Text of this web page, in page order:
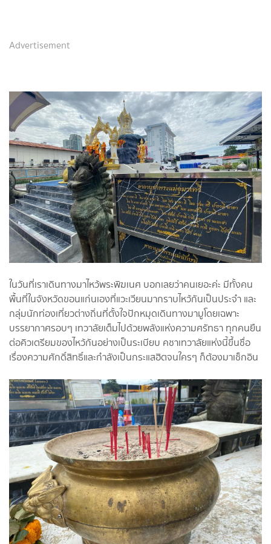
Advertisement
ในวันที่เราเดินทางมาไหว้พระพิฆเนศ บอกเลยว่าคนเยอะค่ะ มีทั้งคน
พื้นที่ในจังหวัดขอนแก่นเองที่แวะเวียนมากราบไหว้กันเป็นประจำ และ
กลุ่มนักท่องเที่ยวต่างถิ่นที่ตั้งใจปักหมุดเดินทางมามูโดยเฉพาะ
บรรยากาศรอบๆ เทวาลัยเต็มไปด้วยพลังแห่งความศรัทธา ทุกคนยืน
ต่อคิวเตรียมของไหว้กันอย่างเป็นระเบียบ คชาเทวาลัยแห่งนี้ขึ้นชื่อ
เรื่องความศักดิ์สิทธิ์และกำลังเป็นกระแสฮิตจนใครๆ ก็ต้องมาเช็กอิน